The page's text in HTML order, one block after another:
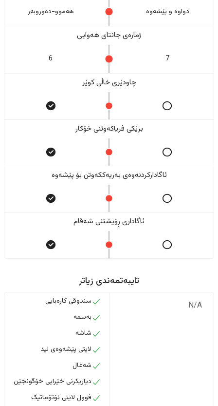
دواوە و پێشەوە هەموو-دەوروبەر
ژمارەی جانتای هەوایی
7
6
چاودێری خاڵی کوێر
برێکی فریاکەوتنی خۆکار
ئاگادارکردنەوەی بەریەککەوتن بۆ پێشەوە
ئاگاداری ڕۆیشتنی شەقام
تایبەتمەندی زیاتر
N/A
سندوقی کارەبایی
بەسمە
شاشە
لایتی پێشەوەی لید
شەغال
دیاریکرنی خێرایی خۆگونجێن
فوول لایتی ئۆتۆماتیک